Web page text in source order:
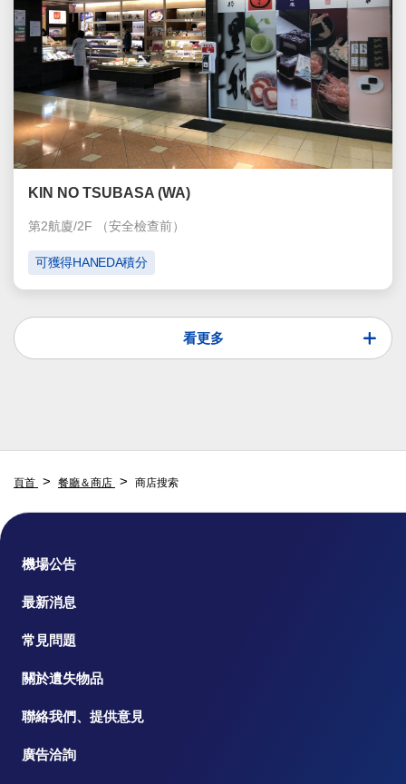
KIN NO TSUBASA (WA)
第2航廈/2F （安全檢查前）
可獲得HANEDA積分
看更多
頁首 餐廳＆商店 商店搜索
機場公告
最新消息
常見問題
關於遺失物品
聯絡我們、提供意見
廣告洽詢